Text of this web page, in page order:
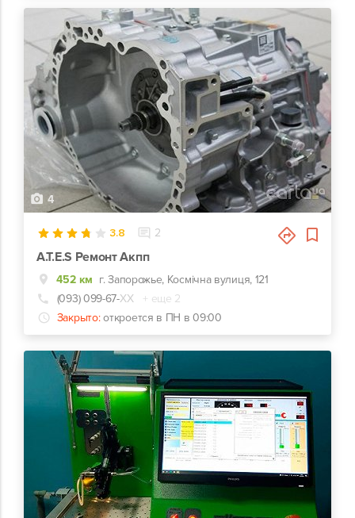
4
3.8 2
A.T.E.S Ремонт Акпп
452 км г. Запорожье, Космічна вулиця, 121
(093) 099-67-ХХ
+ еще 2
Закрыто: откроется в ПН в 09:00